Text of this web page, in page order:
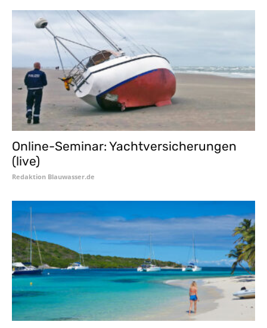
Online-Seminar: Yachtversicherungen
(live)
Redaktion Blauwasser.de